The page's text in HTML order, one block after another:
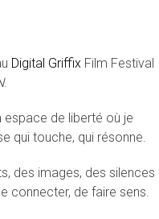
Digital Griffix Film Festival
.
espace de liberté où je
qui touche, qui résonne.
des images, des silences
connecter, de faire sens.